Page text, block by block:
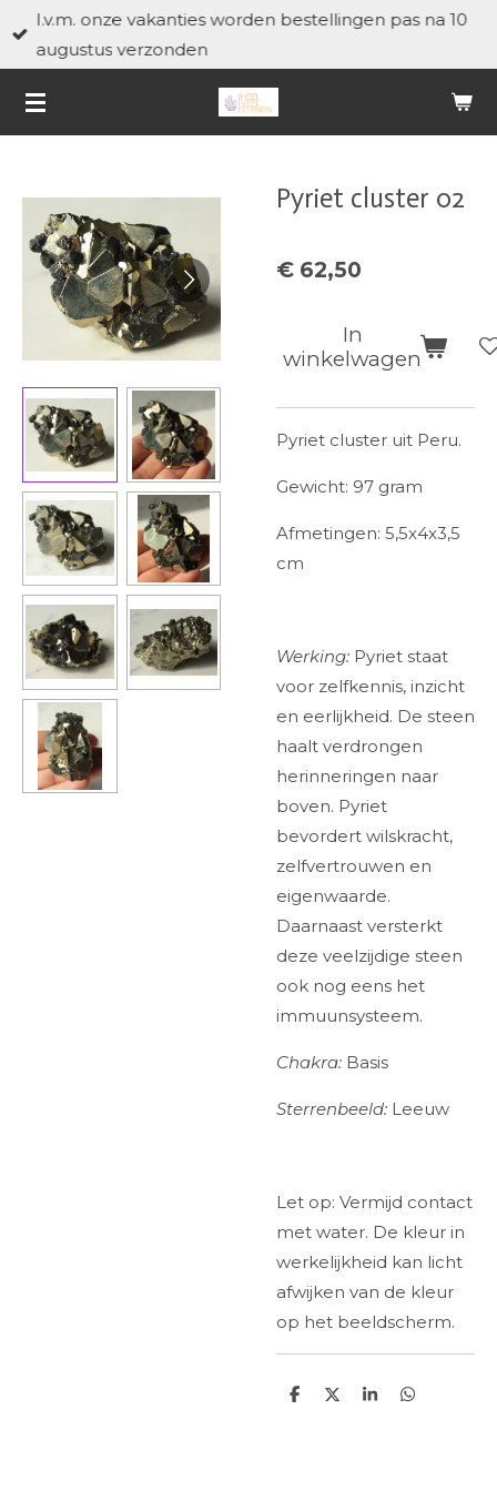
Ga
direct
de
I.v.m. onze vakanties worden bestellingen pas na 10
augustus verzonden
Pyriet cluster 02
€ 62,50
In
winkelwagen
Pyriet cluster uit Peru.
Gewicht: 97 gram
Afmetingen: 5,5x4x3,5
cm
Werking: Pyriet staat
voor zelfkennis, inzicht
en eerlijkheid. De steen
haalt verdrongen
herinneringen naar
boven. Pyriet
bevordert wilskracht,
zelfvertrouwen en
eigenwaarde.
Daarnaast versterkt
deze veelzijdige steen
ook nog eens het
immuunsysteem.
Chakra: Basis
Sterrenbeeld: Leeuw
Let op: Vermijd contact
met water. De kleur in
werkelijkheid kan licht
afwijken van de kleur
op het beeldscherm.
D
D
S
D